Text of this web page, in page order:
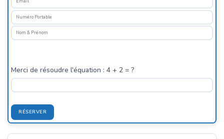
Merci de résoudre l'équation : 4 + 2 = ?
RÉSERVER